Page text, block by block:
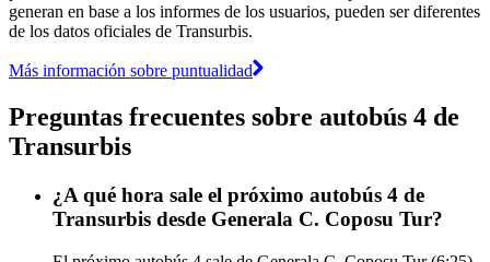
generan en base a los informes de los usuarios, pueden ser diferentes
de los datos oficiales de Transurbis.
Más información sobre puntualidad
Preguntas frecuentes sobre autobús 4 de
Transurbis
¿A qué hora sale el próximo autobús 4 de
Transurbis desde Generala C. Coposu Tur?